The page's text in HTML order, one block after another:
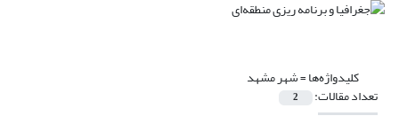
کلیدواژه‌ها =شهر مشهد
تعداد مقالات: 2